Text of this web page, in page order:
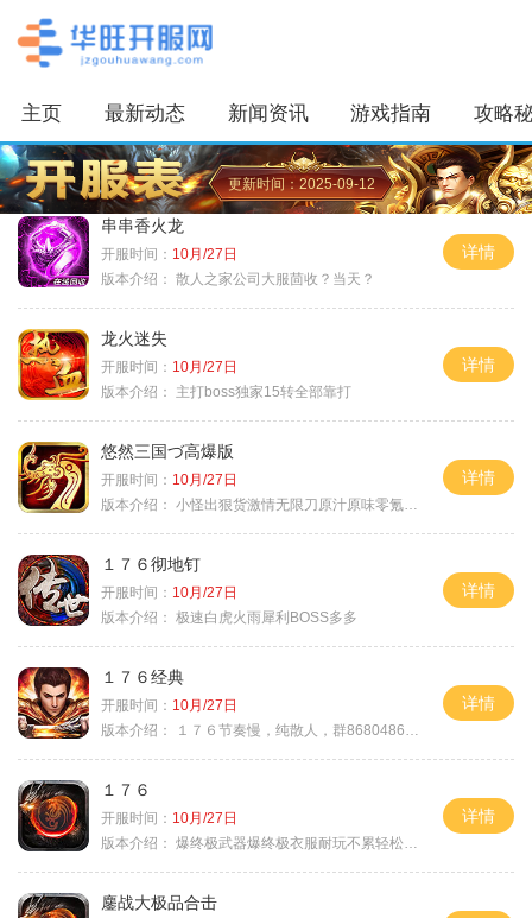
主页 最新动态 新闻资讯 游戏指南 攻略
更新时间：2025-09-12
串串香火龙
开服时间： 10月/27日
版本介绍： 散人之家公司大服茴收？当天？
详情
龙火迷失
开服时间： 10月/27日
版本介绍：
主打boss独家15转全部靠打
详情
悠然三国づ高爆版
开服时间： 10月/27日
版本介绍： 小怪出狠货激情无限刀原汁原味零氪通关
详情
１７６彻地钉
开服时间： 10月/27日
版本介绍： 极速白虎火雨犀利BOSS多多
详情
１７６经典
开服时间： 10月/27日
版本介绍：
１７６节奏慢，纯散人，群868048665
详情
１７６
开服时间： 10月/27日
版本介绍： 爆终极武器爆终极衣服耐玩不累轻松满级
详情
鏖战大极品合击